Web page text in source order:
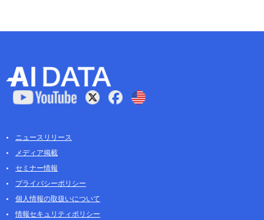
ニュースリリース
メディア掲載
セミナー情報
プライバシーポリシー
個人情報の取扱いについて
情報セキュリティポリシー